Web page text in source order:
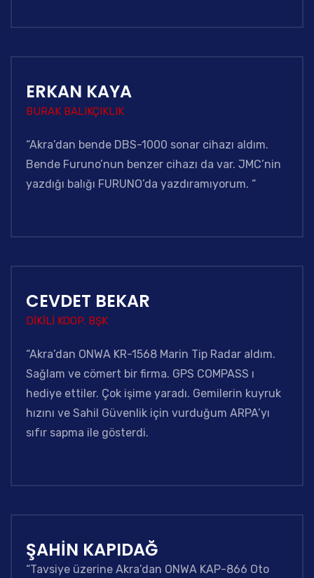
ERKAN KAYA
BURAK BALIKÇIKLIK
“Akra’dan bende DBS-1000 sonar cihazı aldım.
Bende Furuno’nun benzer cihazı da var. JMC’nin
yazdığı balığı FURUNO’da yazdıramıyorum. “
CEVDET BEKAR
DİKİLİ KOOP. BŞK
“Akra’dan ONWA KR-1568 Marin Tip Radar aldım.
Sağlam ve cömert bir firma. GPS COMPASS ı
hediye ettiler. Çok işime yaradı. Gemilerin kuyruk
hızını ve Sahil Güvenlik için vurduğum ARPA’yı
sıfır sapma ile gösterdi.
ŞAHİN KAPIDAĞ
“Tavsiye üzerine Akra’dan ONWA KAP-866 Oto